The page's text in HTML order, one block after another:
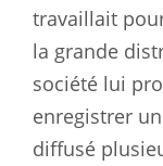
travaillait
la grande
société lui
enregistrer
diffusé